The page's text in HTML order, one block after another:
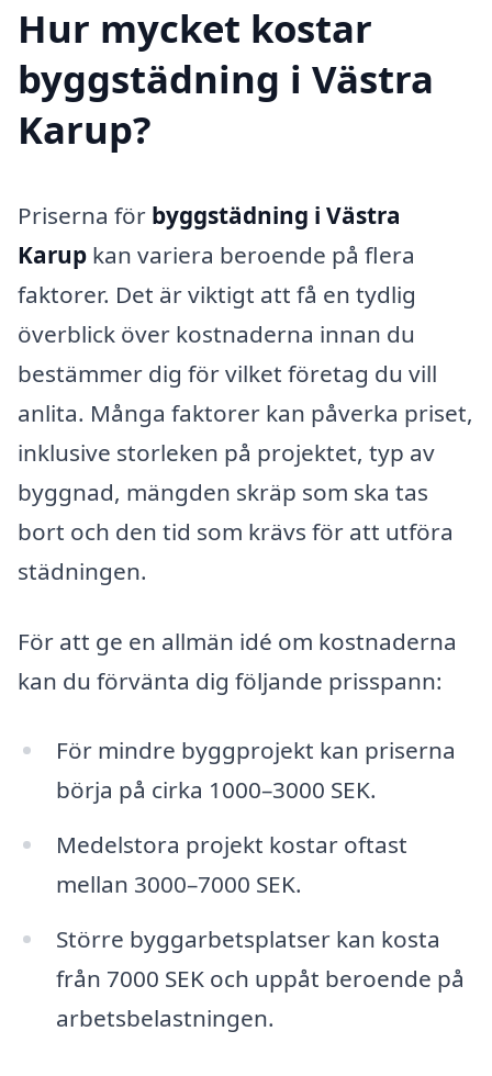
Hur mycket kostar
byggstädning i Västra
Karup?
Priserna för byggstädning i Västra
Karup kan variera beroende på flera
faktorer. Det är viktigt att få en tydlig
överblick över kostnaderna innan du
bestämmer dig för vilket företag du vill
anlita. Många faktorer kan påverka priset,
inklusive storleken på projektet, typ av
byggnad, mängden skräp som ska tas
bort och den tid som krävs för att utföra
städningen.
För att ge en allmän idé om kostnaderna
kan du förvänta dig följande prisspann:
För mindre byggprojekt kan priserna
börja på cirka 1000–3000 SEK.
Medelstora projekt kostar oftast
mellan 3000–7000 SEK.
Större byggarbetsplatser kan kosta
från 7000 SEK och uppåt beroende på
arbetsbelastningen.